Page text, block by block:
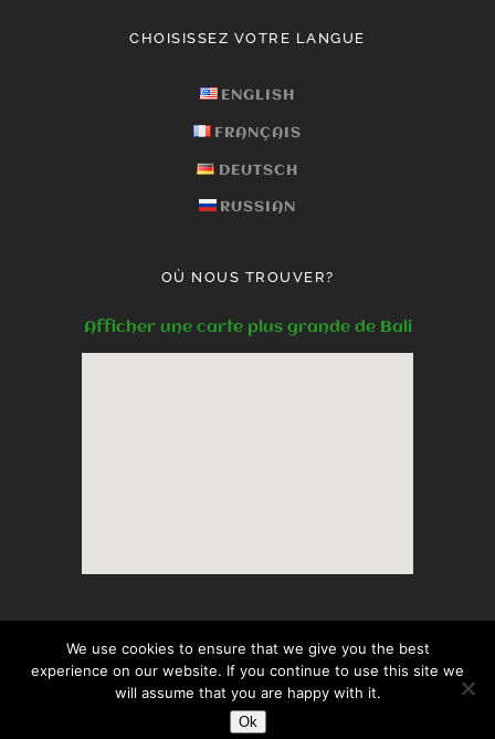
CHOISISSEZ VOTRE LANGUE
ENGLISH
FRANÇAIS
DEUTSCH
RUSSIAN
OÙ NOUS TROUVER?
Afficher une carte plus grande de Bali
Dua Benoa, Bali, Indonesia
We use cookies to ensure that we give you the best
experience on our website. If you continue to use this site we
will assume that you are happy with it.
Ok